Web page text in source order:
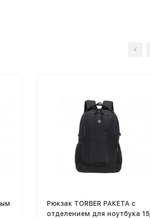
Рюкзак TORBER РАКЕТА с
отделением для ноутбука 15,